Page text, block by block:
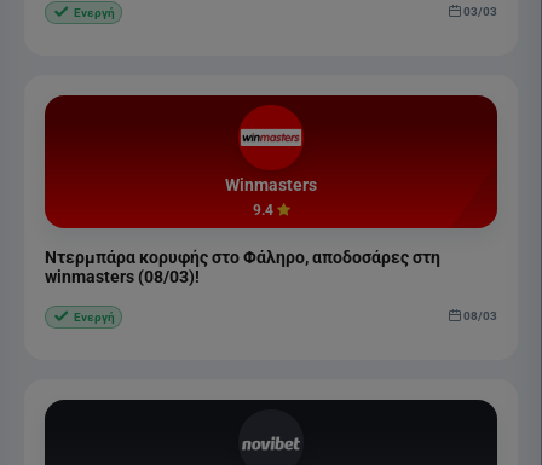
Ενεργή 03/03
Winmasters
9.4
Ντερμπάρα κορυφής στο Φάληρο, αποδοσάρες στη
winmasters (08/03)!
Ενεργή 08/03